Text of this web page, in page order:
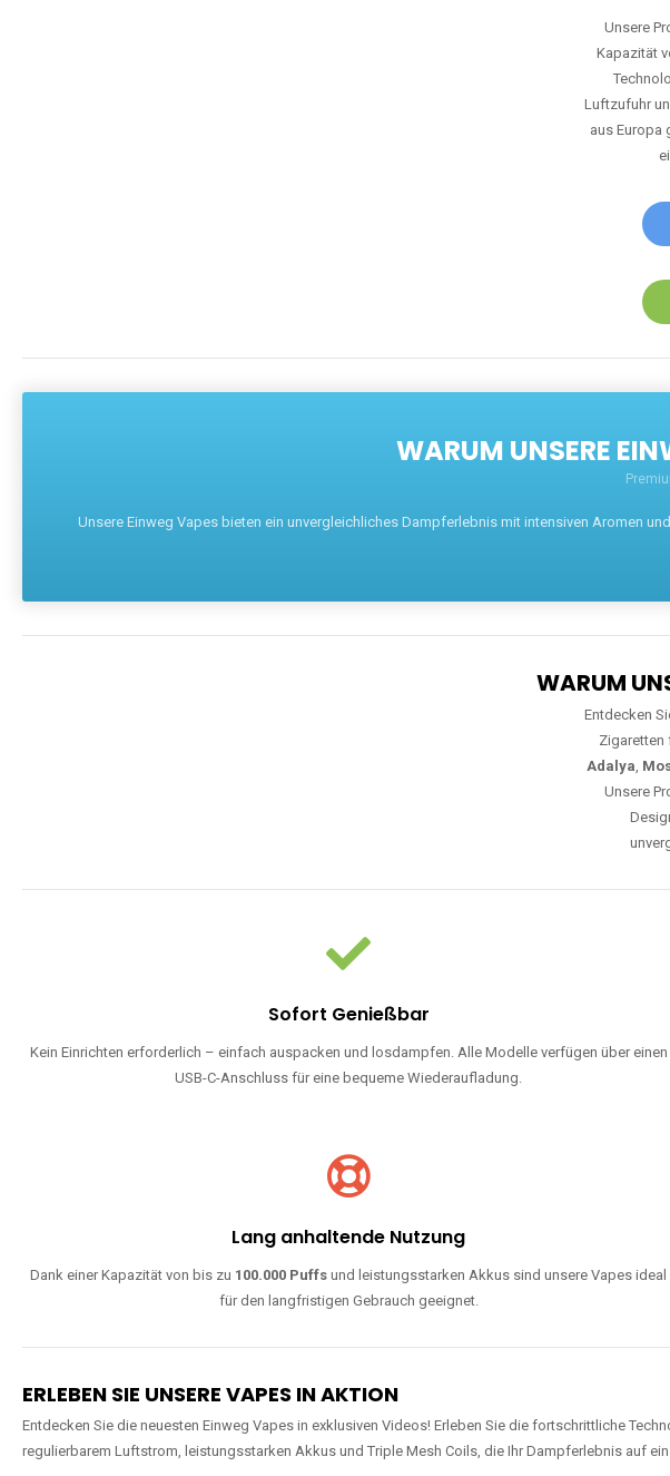
Unsere
Kapazität
Luftzufuhr
aus Europa
WARUM UNSERE
Unsere Einweg Vapes bieten ein unvergleichliches Dampferlebnis mit intensiven Aromen
WARUM
Entdecken
Zigaretten
Adalya,
Unsere
Sofort Genießbar
Kein Einrichten erforderlich – einfach auspacken und losdampfen. Alle Modelle verfügen über einen
USB-C-Anschluss für eine bequeme Wiederaufladung.
Lang anhaltende Nutzung
Dank einer Kapazität von bis zu 100.000 Puffs und leistungsstarken Akkus sind unsere Vapes ideal
für den langfristigen Gebrauch geeignet.
ERLEBEN SIE UNSERE VAPES IN AKTION
Entdecken Sie die neuesten Einweg Vapes in exklusiven Videos! Erleben Sie die fortschrittliche
regulierbarem Luftstrom, leistungsstarken Akkus und Triple Mesh Coils, die Ihr Dampferlebnis auf